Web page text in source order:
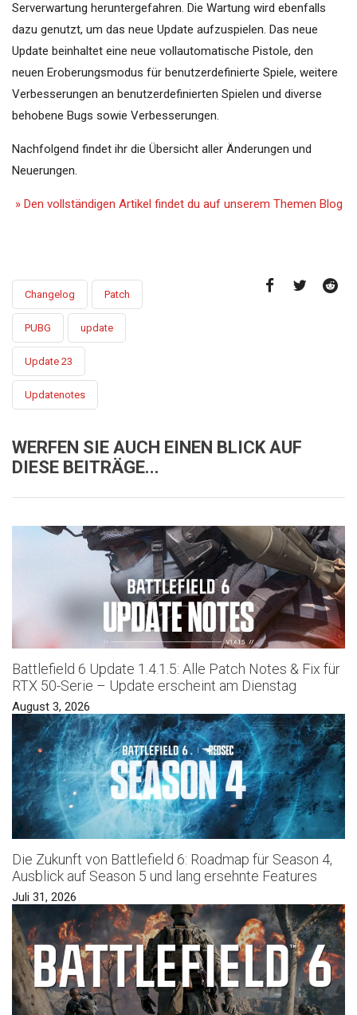
Serverwartung heruntergefahren. Die Wartung wird ebenfalls
dazu genutzt, um das neue Update aufzuspielen. Das neue
Update beinhaltet eine neue vollautomatische Pistole, den
neuen Eroberungsmodus für benutzerdefinierte Spiele, weitere
Verbesserungen an benutzerdefinierten Spielen und diverse
behobene Bugs sowie Verbesserungen.
Nachfolgend findet ihr die Übersicht aller Änderungen und
Neuerungen.
» Den vollständigen Artikel findet du auf unserem Themen Blog
Changelog Patch
PUBG update
Update 23
Updatenotes
WERFEN SIE AUCH EINEN BLICK AUF
DIESE BEITRÄGE...
Battlefield 6 Update 1.4.1.5: Alle Patch Notes & Fix für
RTX 50-Serie – Update erscheint am Dienstag
August 3, 2026
Die Zukunft von Battlefield 6: Roadmap für Season 4,
Ausblick auf Season 5 und lang ersehnte Features
Juli 31, 2026